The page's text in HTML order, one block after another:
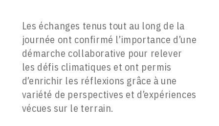
Les échanges tenus tout au long de la
journée ont confirmé l’importance d’une
démarche collaborative pour relever
les défis climatiques et ont permis
d’enrichir les réflexions grâce à une
variété de perspectives et d’expériences
vécues sur le terrain.